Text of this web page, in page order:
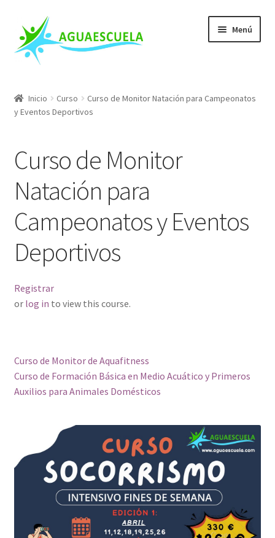
la
navegación
al
contenido
Menú
Escuela de Salvamento
Blog
FAQs
Plataforma
Inicio Curso
Curso de Monitor Natación para Campeonatos
y Eventos Deportivos
Curso de Monitor
Natación para
Campeonatos y Eventos
Deportivos
Registrar
or log in to view this course.
Curso de Monitor de Aquafitness
Curso de Formación Básica en Medio Acuático y Primeros
Auxilios para Animales Domésticos